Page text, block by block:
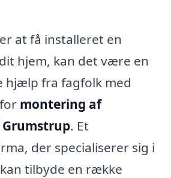
at få installeret en
hjem, kan det være en
hjælp fra fagfolk med
montering af
. Et
der specialiserer sig i
tilbyde en række